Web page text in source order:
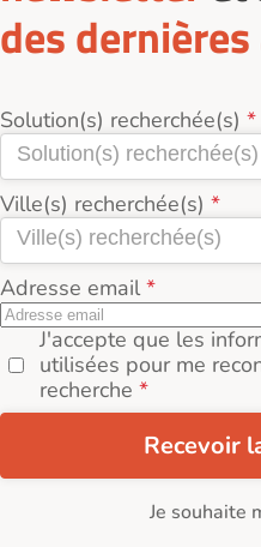
des
Solution(s) recherchée(s)
Ville(s) recherchée(s)
Adresse email
J'accepte que les
utilisées pour me
recherche
Recevoir
Je souhaite